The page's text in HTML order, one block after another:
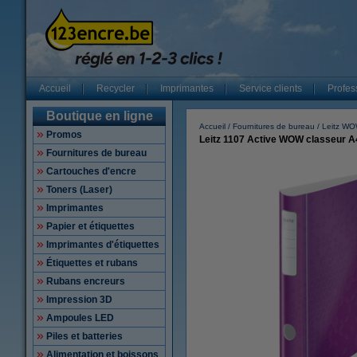
Accueil Recycler Imprimantes Service clients
Boutique en ligne
Promos
Fournitures de bureau
Cartouches d'encre
Toners (Laser)
Imprimantes
Papier et étiquettes
Imprimantes d'étiquettes
Étiquettes et rubans
Rubans encreurs
Impression 3D
Ampoules LED
Piles et batteries
Alimentation et boissons
Accueil Fournitures de bureau Leitz
Leitz 1107 Active WOW classeur